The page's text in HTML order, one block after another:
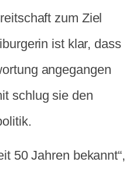
zum Ziel
ist klar, dass
angegangen
schlug sie den
50 Jahren bekannt“,